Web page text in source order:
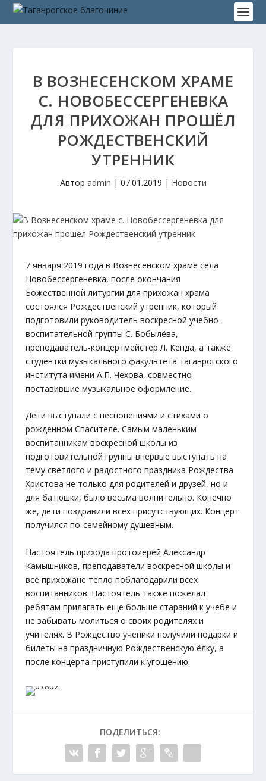
В ВОЗНЕСЕНСКОМ ХРАМЕ
С. НОВОБЕССЕРГЕНЕВКА
ДЛЯ ПРИХОЖАН ПРОШЁЛ
РОЖДЕСТВЕНСКИЙ
УТРЕННИК
Автор admin | 07.01.2019 | Новости
7 января 2019 года в Вознесенском храме села
Новобессергеневка, после окончания
Божественной литургии для прихожан храма
состоялся Рождественский утренник, который
подготовили руководитель воскресной учебно-
воспитательной группы С. Бобылёва,
преподаватель-концертмейстер Л. Кенда, а также
студентки музыкального факультета таганрогского
института имени А.П. Чехова, совместно
поставившие музыкальное оформление.
Дети выступали с песнопениями и стихами о
рожденном Спасителе. Самым маленьким
воспитанникам воскресной школы из
подготовительной группы впервые выступать на
тему светлого и радостного праздника Рождества
Христова не только для родителей и друзей, но и
для батюшки, было весьма волнительно. Конечно
же, дети поздравили всех присутствующих. Концерт
получился по-семейному душевным.
Настоятель прихода протоиерей Александр
Камышников, преподаватели воскресной школы и
все прихожане тепло поблагодарили всех
воспитанников. Настоятель также пожелал
ребятам прилагать еще больше стараний к учебе и
не забывать молиться о своих родителях и
учителях. В Рождество ученики получили подарки и
билеты на праздничную Рождественскую ёлку, а
после концерта приступили к угощению.
ПОДЕЛИТЬСЯ: